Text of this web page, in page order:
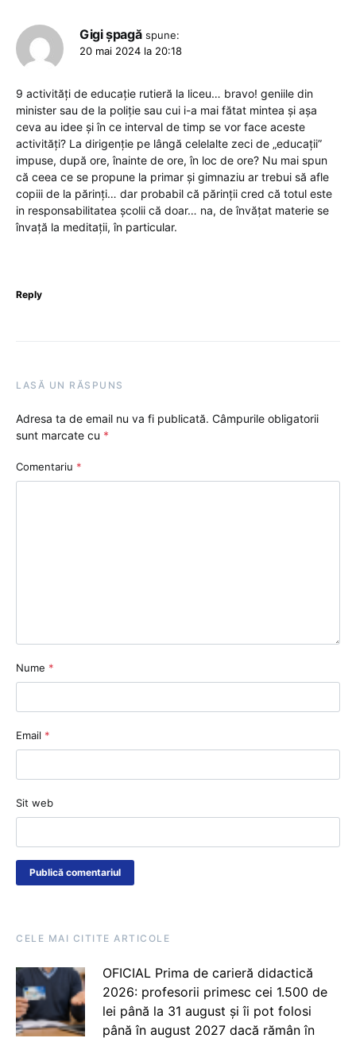
Gigi șpagă spune:
20 mai 2024 la 20:18
9 activități de educație rutieră la liceu… bravo! geniile din
minister sau de la poliție sau cui i-a mai fătat mintea și așa
ceva au idee și în ce interval de timp se vor face aceste
activități? La dirigenție pe lângă celelalte zeci de „educații”
impuse, după ore, înainte de ore, în loc de ore? Nu mai spun
că ceea ce se propune la primar și gimnaziu ar trebui să afle
copiii de la părinți… dar probabil că părinții cred că totul este
in responsabilitatea școlii că doar… na, de învățat materie se
învață la meditații, în particular.
Reply
LASĂ UN RĂSPUNS
Adresa ta de email nu va fi publicată. Câmpurile obligatorii
sunt marcate cu *
Comentariu *
Nume *
Email *
Sit web
CELE MAI CITITE ARTICOLE
OFICIAL Prima de carieră didactică
2026: profesorii primesc cei 1.500 de
lei până la 31 august și îi pot folosi
până în august 2027 dacă rămân în